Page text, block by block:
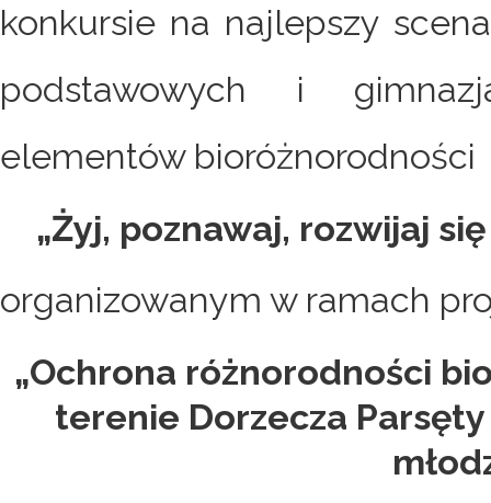
konkursie na najlepszy
podstawowych i
elementów bioróżnorodności
„Żyj, poznawaj, rozwijaj
organizowanym w ramach
„Ochrona różnorodności
terenie Dorzecza